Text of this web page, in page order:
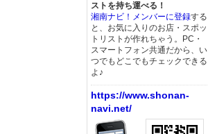
ストを持ち運べる！
湘南ナビ！メンバーに登録する
と、お気に入りのお店・スポッ
トリストが作れちゃう。PC・
スマートフォン共通だから、い
つでもどこでもチェックできる
よ♪
https://www.shonan-
navi.net/